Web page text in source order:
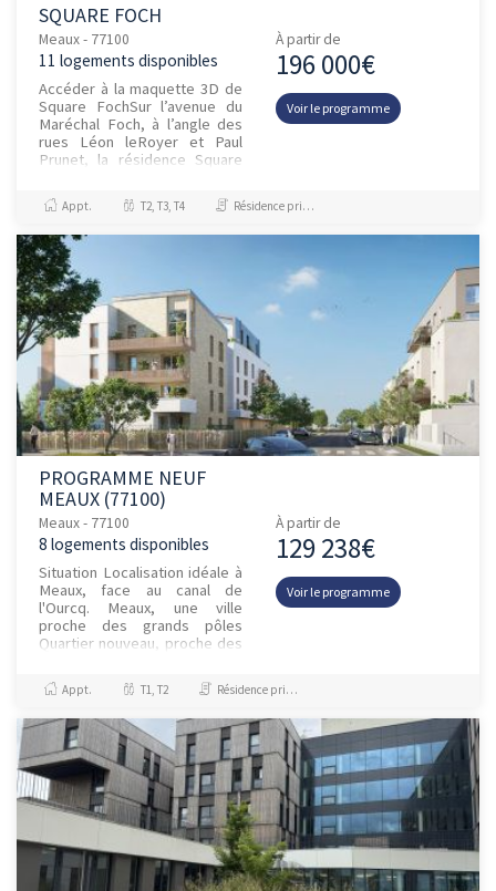
SQUARE FOCH
Meaux - 77100
11 logements disponibles
Accéder à la maquette 3D de
Square FochSur l’avenue du
Maréchal Foch, à l’angle des
rues Léon leRoyer et Paul
Prunet, la résidence Square
venant moderniser l'adresse...
À partir de
196 000€
Voir le programme
Appt. T2, T3, T4 Résidence principale / PTZ, Droit Commun
PROGRAMME NEUF
MEAUX (77100)
Meaux - 77100
8 logements disponibles
Situation Localisation idéale à
Meaux, face au canal de
l'Ourcq. Meaux, une ville
proche des grands pôles
Quartier nouveau, proche des
du centre historique Étab...
À partir de
129 238€
Voir le programme
Appt. T1, T2 Résidence principale / PTZ, Investissement et Défiscalisation